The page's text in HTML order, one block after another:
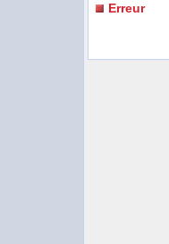
Erreur